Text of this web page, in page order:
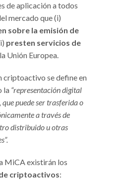
de aplicación a todos
mercado que (i)
sobre la emisión de
presten servicios de
Unión Europea.
criptoactivo se define en
la “representación digital
puede ser trasferida o
a través de
distribuido u otras
MiCA existirán los
criptoactivos: